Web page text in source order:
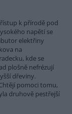
k přírodě pod
napětí se
elektřiny
na
kde se
plošně nefrézují
dřeviny.
pomoci tomu,
druhově pestřejší